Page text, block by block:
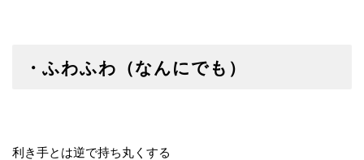
・ふわふわ（なんにでも）
利き手とは逆で持ち丸くする